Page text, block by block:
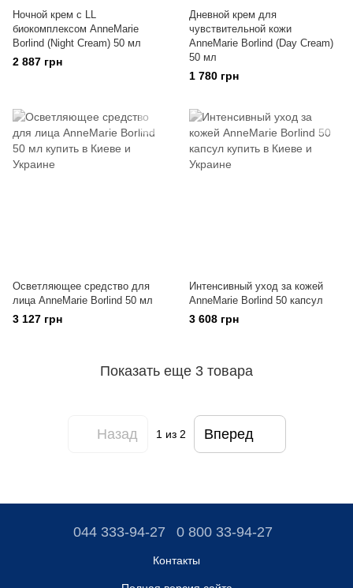
Ночной крем с LL
биокомплексом AnneMarie
Borlind (Night Cream) 50 мл
2 887 грн
Дневной крем для
чувствительной кожи
AnneMarie Borlind (Day Cream)
50 мл
1 780 грн
Осветляющее средство для
лица AnneMarie Borlind 50 мл
3 127 грн
Интенсивный уход за кожей
AnneMarie Borlind 50 капсул
3 608 грн
Показать еще 3 товара
Назад 1из 2 Вперед
044 333-94-27 0 800 33-94-27
Контакты